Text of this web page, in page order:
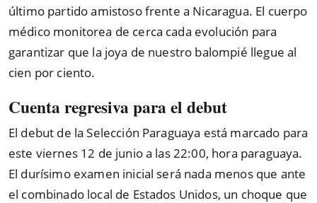
último partido amistoso frente a Nicaragua. El cuerpo
médico monitorea de cerca cada evolución para
garantizar que la joya de nuestro balompié llegue al
cien por ciento.
Cuenta regresiva para el debut
El debut de la Selección Paraguaya está marcado para
este viernes 12 de junio a las 22:00, hora paraguaya.
El durísimo examen inicial será nada menos que ante
el combinado local de Estados Unidos, un choque que